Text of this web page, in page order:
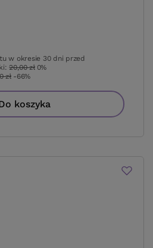
w okresie 30 dni przed
20,00 zł 0%
zł -66%
koszyka